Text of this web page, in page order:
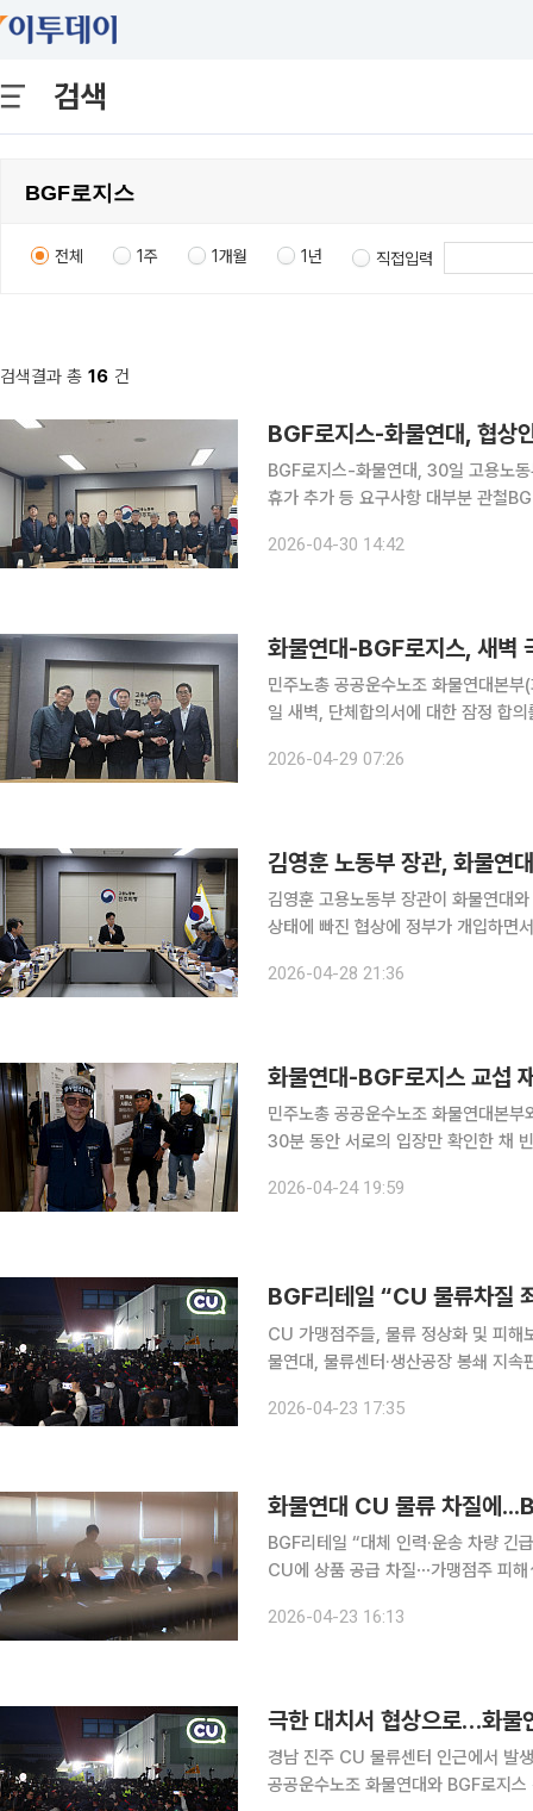
검색
전체 1주 1개월 1년 직접입력
검색결과 총 16 건
BGF로지스-화물연대, 협상
BGF로지스-화물연대, 30일 고용노
휴가 추가 등 요구사항 대부분 관철
물연대의 갈등이 협상 타결로 일단락
2026-04-30 14:42
화물연대-BGF로지스, 새벽
민주노총 공공운수노조 화물연대본
일 새벽, 단체합의서에 대한 잠정 합
교섭 끝에 합의점을 찾았다. 이번 합
2026-04-29 07:26
김영훈 노동부 장관, 화물연
김영훈 고용노동부 장관이 화물연대
상태에 빠진 협상에 정부가 개입하면서 해법 도출
섭 현장을 찾았다. 이날 김 장관은 오
2026-04-28 21:36
화물연대-BGF로지스 교섭
민주노총 공공운수노조 화물연대본
30분 동안 서로의 입장만 확인한 채
다. BGF로지스는 CU를 운영하는
2026-04-24 19:59
CU 가맹점주들, 물류 정상화 및 피해
물연대, 물류센터·생산공장 봉쇄 지속편
BGF리테일이 가맹점주들에게 공식
2026-04-23 17:35
BGF리테일 “대체 인력·운송 차량 긴
CU에 상품 공급 차질⋯가맹점주 피
현실화되자, BGF리테일이 가맹점주
2026-04-23 16:13
극한 대치서 협상으로…화물
경남 진주 CU 물류센터 인근에서 발
공공운수노조 화물연대와 BGF로지스 간 갈